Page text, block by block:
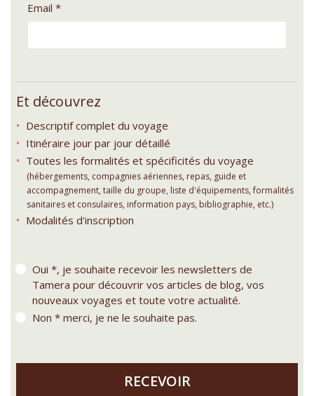
Email *
Et découvrez
Descriptif complet du voyage
Itinéraire jour par jour détaillé
Toutes les formalités et spécificités du voyage
(hébergements, compagnies aériennes, repas, guide et
accompagnement, taille du groupe, liste d'équipements, formalités
sanitaires et consulaires, information pays, bibliographie, etc.)
Modalités d'inscription
Oui *, je souhaite recevoir les newsletters de
Tamera pour découvrir vos articles de blog, vos
nouveaux voyages et toute votre actualité.
Non * merci, je ne le souhaite pas.
RECEVOIR